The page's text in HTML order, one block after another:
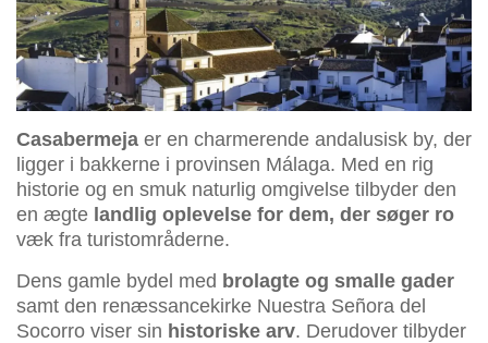
Casabermeja er en charmerende andalusisk by, der
ligger i bakkerne i provinsen Málaga. Med en rig
historie og en smuk naturlig omgivelse tilbyder den
en ægte landlig oplevelse for dem, der søger ro
væk fra turistområderne.
Dens gamle bydel med brolagte og smalle gader
samt den renæssancekirke Nuestra Señora del
Socorro viser sin historiske arv. Derudover tilbyder